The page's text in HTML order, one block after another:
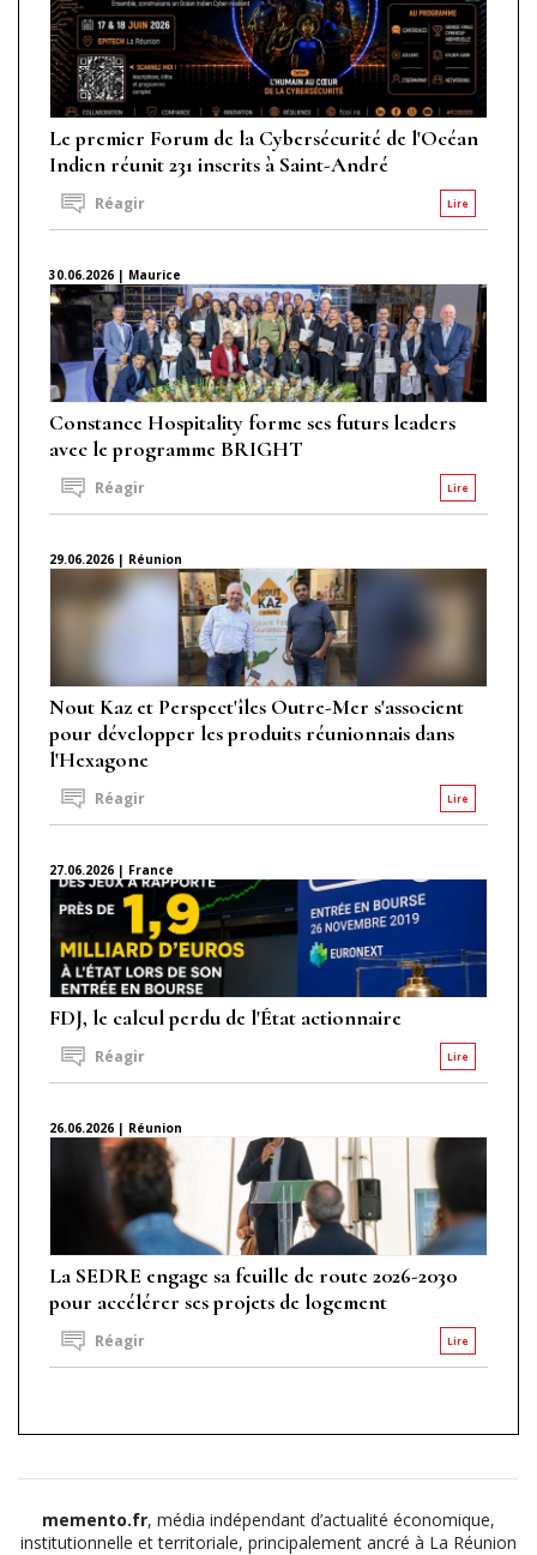
Le premier Forum de la Cybersécurité de l'Océan
Indien réunit 231 inscrits à Saint-André
Lire
Réagir
30.06.2026 | Maurice
Constance Hospitality forme ses futurs leaders
avec le programme BRIGHT
Lire
Réagir
29.06.2026 | Réunion
Nout Kaz et Perspect'îles Outre-Mer s'associent
pour développer les produits réunionnais dans
l'Hexagone
Lire
Réagir
27.06.2026 | France
FDJ, le calcul perdu de l'État actionnaire
Lire
Réagir
26.06.2026 | Réunion
La SEDRE engage sa feuille de route 2026-2030
pour accélérer ses projets de logement
Lire
Réagir
memento.fr, média indépendant d’actualité économique,
institutionnelle et territoriale, principalement ancré à La Réunion